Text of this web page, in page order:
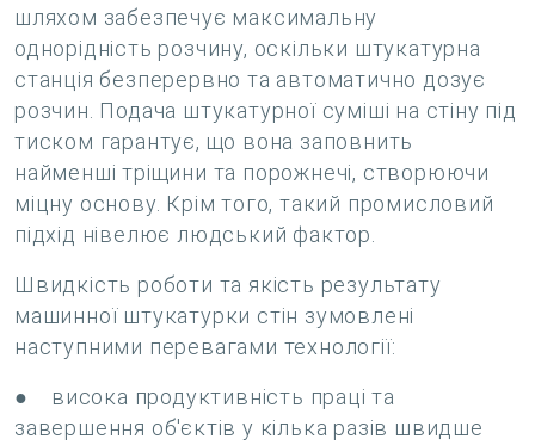
шляхом забезпечує максимальну
однорідність розчину, оскільки штукатурна
станція безперервно та автоматично дозує
розчин. Подача штукатурної суміші на стіну під
тиском гарантує, що вона заповнить
найменші тріщини та порожнечі, створюючи
міцну основу. Крім того, такий промисловий
підхід нівелює людський фактор.
Швидкість роботи та якість результату
машинної штукатурки стін зумовлені
наступними перевагами технології:
● висока продуктивність праці та
завершення об'єктів у кілька разів швидше